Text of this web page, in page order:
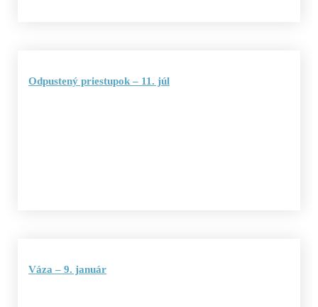
Odpustený priestupok – 11. júl
Váza – 9. január